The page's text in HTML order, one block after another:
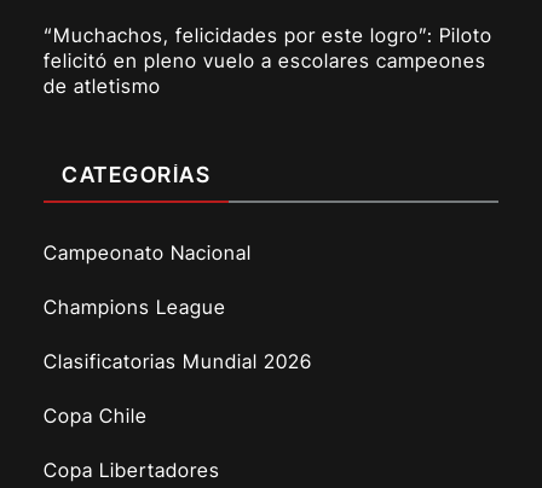
“Muchachos, felicidades por este logro”: Piloto
felicitó en pleno vuelo a escolares campeones
de atletismo
CATEGORÍAS
Campeonato Nacional
Champions League
Clasificatorias Mundial 2026
Copa Chile
Copa Libertadores